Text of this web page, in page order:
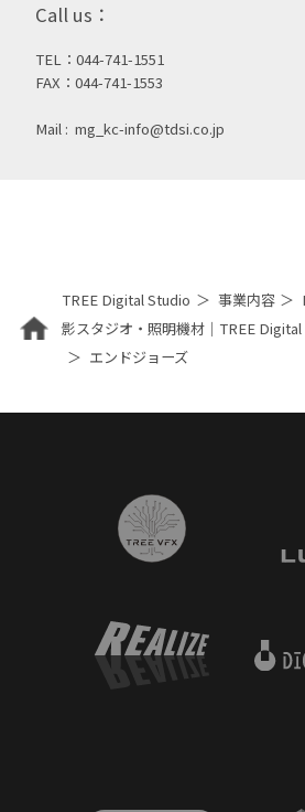
Call us：
TEL：044-741-1551
FAX：044-741-1553
Mail : mg_kc-info@tdsi.co.jp
TREE Digital Studio 事業内容
影スタジオ・照明機材｜TREE
エンドジョーズ